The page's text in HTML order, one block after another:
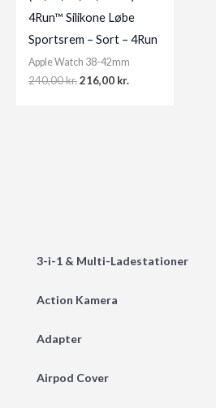
3-i-1 & Multi-Ladestationer
Action Kamera
Adapter
Airpod Cover
4Run™ Silikone Løbe
Sportsrem – Sort – 4Run
Apple Watch 38-42mm
240,00kr.Original
216,00 kr.Current